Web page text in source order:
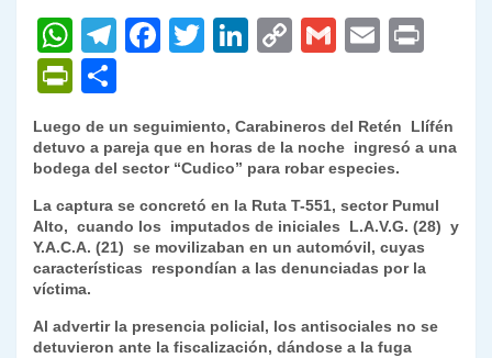
W
h
at
s
A
p
p
T
gr
a
m
F
e
b
o
o
k
T
er
Li
e
dI
n
C
y
Li
n
k
G
l
E
l
P
ri
nt
Fr
ie
n
dl
y
m
p
ar
tir
Luego de un seguimiento, Carabineros del Retén Llífén
detuvo a pareja que en horas de la noche ingresó a una
bodega del sector “Cudico” para robar especies.
La captura se concretó en la Ruta T-551, sector Pumul
Alto, cuando los imputados de iniciales L.A.V.G. (28) y
Y.A.C.A. (21) se movilizaban en un automóvil, cuyas
características respondían a las denunciadas por la
víctima.
Al advertir la presencia policial, los antisociales no se
detuvieron ante la fiscalización, dándose a la fuga